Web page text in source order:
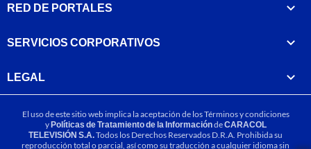
RED DE PORTALES
SERVICIOS CORPORATIVOS
LEGAL
El uso de este sitio web implica la aceptación de losTérminos y condiciones
yPolíticas de Tratamiento de la InformacióndeCARACOL
TELEVISIÓN S.A.Todos los Derechos Reservados D.R.A. Prohibida su
reproducción total o parcial, así como su traducción a cualquier idioma sin